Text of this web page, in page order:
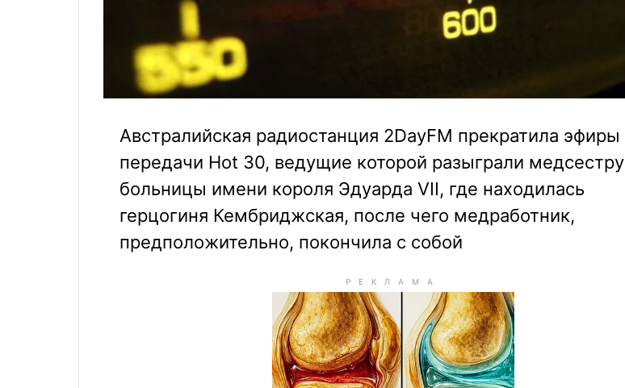
Австралийская радиостанция 2DayFM прекратила эфиры
передачи Hot 30, ведущие которой разыграли медсестру
больницы имени короля Эдуарда VII, где находилась
герцогиня Кембриджская, после чего медработник,
предположительно, покончила с собой